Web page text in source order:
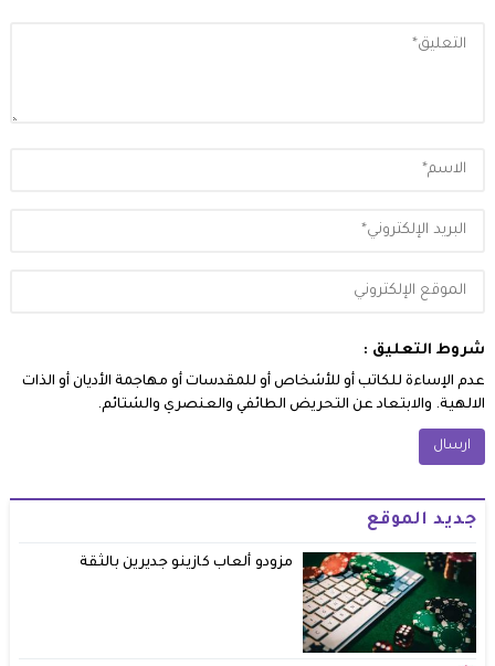
شروط التعليق :
عدم الإساءة للكاتب أو للأشخاص أو للمقدسات أو مهاجمة الأديان أو الذات
الالهية. والابتعاد عن التحريض الطائفي والعنصري والشتائم.
جديد الموقع
مزودو ألعاب كازينو جديرين بالثقة